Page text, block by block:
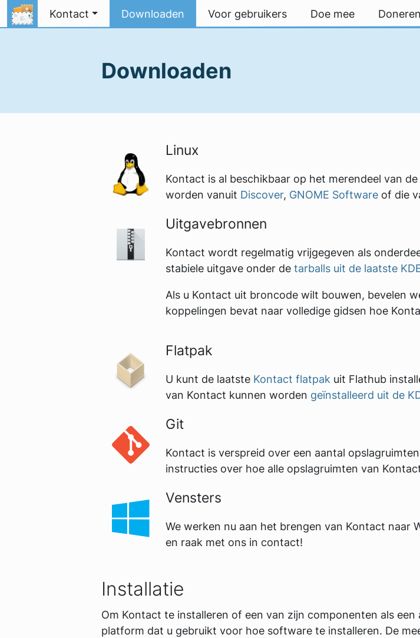
Spring naar inhoud
Kontact Downloaden Voor gebruikers Doe mee Doneren
Downloaden
Linux
Kontact is al beschikbaar op het merendeel van
worden vanuit Discover, GNOME Software of die
Uitgavebronnen
Kontact wordt regelmatig vrijgegeven als
stabiele uitgave onder de tarballs uit de laatste
Als u Kontact uit broncode wilt bouwen, bevelen
koppelingen bevat naar volledige gidsen hoe
Flatpak
U kunt de laatste Kontact flatpak uit Flathub
van Kontact kunnen worden geïnstalleerd uit de
Git
Kontact is verspreid over een aantal
instructies over hoe alle opslagruimten van
Vensters
We werken nu aan het brengen van Kontact naar
en raak met ons in contact!
Installatie
Om Kontact te installeren of een van zijn componenten als
platform dat u gebruikt voor hoe software te installeren. De